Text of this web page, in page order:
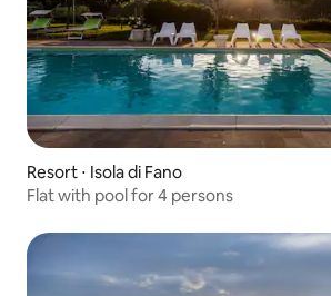
Resort ⋅ Isola di Fano
Flat with pool for 4 persons